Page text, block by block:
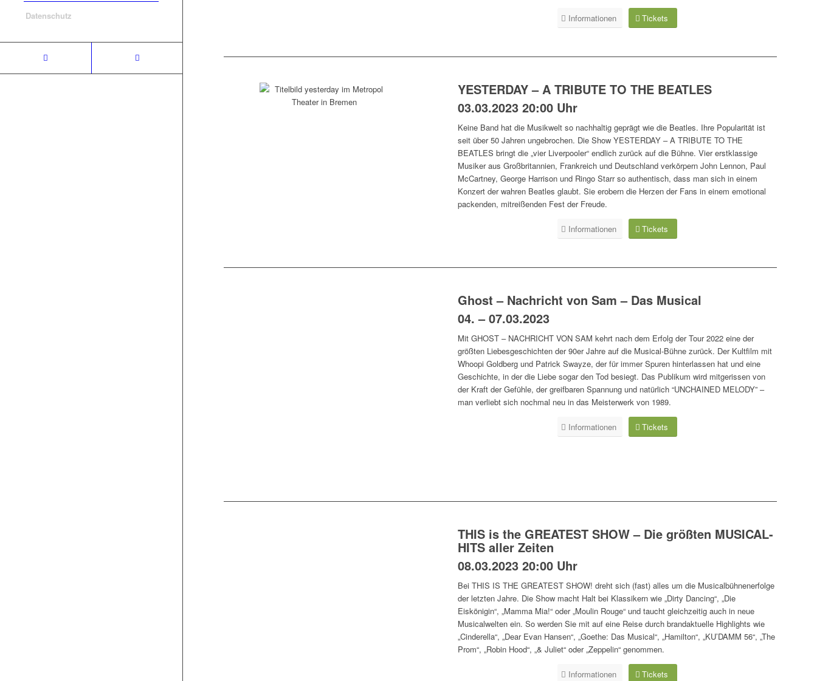
Datenschutz Informationen Tickets
YESTERDAY – A TRIBUTE TO THE BEATLES
03.03.2023 20:00 Uhr
Keine Band hat die Musikwelt so nachhaltig geprägt wie die Beatles. Ihre Popularität ist
seit über 50 Jahren ungebrochen. Die Show YESTERDAY – A TRIBUTE TO THE
BEATLES bringt die „vier Liverpooler“ endlich zurück auf die Bühne. Vier erstklassige
Musiker aus Großbritannien, Frankreich und Deutschland verkörpern John Lennon, Paul
McCartney, George Harrison und Ringo Starr so authentisch, dass man sich in einem
Konzert der wahren Beatles glaubt. Sie erobern die Herzen der Fans in einem emotional
packenden, mitreißenden Fest der Freude.
Informationen Tickets
Ghost – Nachricht von Sam – Das Musical
04. – 07.03.2023
Mit GHOST – NACHRICHT VON SAM kehrt nach dem Erfolg der Tour 2022 eine der
größten Liebesgeschichten der 90er Jahre auf die Musical-Bühne zurück. Der Kultfilm mit
Whoopi Goldberg und Patrick Swayze, der für immer Spuren hinterlassen hat und eine
Geschichte, in der die Liebe sogar den Tod besiegt. Das Publikum wird mitgerissen von
der Kraft der Gefühle, der greifbaren Spannung und natürlich “UNCHAINED MELODY” –
man verliebt sich nochmal neu in das Meisterwerk von 1989.
Informationen Tickets
THIS is the GREATEST SHOW – Die größten MUSICAL-
HITS aller Zeiten
08.03.2023 20:00 Uhr
Bei THIS IS THE GREATEST SHOW! dreht sich (fast) alles um die Musicalbühnenerfolge
der letzten Jahre. Die Show macht Halt bei Klassikern wie „Dirty Dancing“, „Die
Eiskönigin“, „Mamma Mia!“ oder „Moulin Rouge“ und taucht gleichzeitig auch in neue
Musicalwelten ein. So werden Sie mit auf eine Reise durch brandaktuelle Highlights wie
„Cinderella“, „Dear Evan Hansen“, „Goethe: Das Musical“, „Hamilton“, „KU’DAMM 56“, „The
Prom“, „Robin Hood“, „& Juliet“ oder „Zeppelin“ genommen.
Informationen Tickets